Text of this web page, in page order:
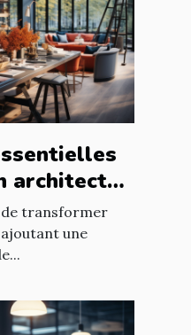
architecte
de transformer
une